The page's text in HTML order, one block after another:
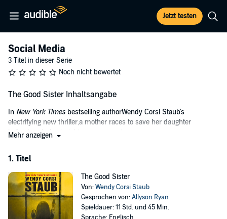
Jetzt testen
Social Media
3 Titel in dieser Serie
Noch nicht bewertet
The Good Sister Inhaltsangabe
In New York Timesbestselling authorWendy Corsi Staub's
electrifying new thriller,a mother races to save her daughter
beforeher darkest nightmare comes true.
Archer was a student. Jen hoped her older daughter would thrive
bullies. But the real danger at Sacred Sisters goes much deeper.
The only person Carley can talk to is ""Angel,"" a kindred spirit she
met online. Carley tells Angel everything—about her younger sister,
about school, about the sudden death of her former best friend.
Mehr anzeigen
1. Titel
The Good Sister
Von:Wendy Corsi Staub
Gesprochen von:Allyson Ryan
Spieldauer: 11 Std. und 45 Min.